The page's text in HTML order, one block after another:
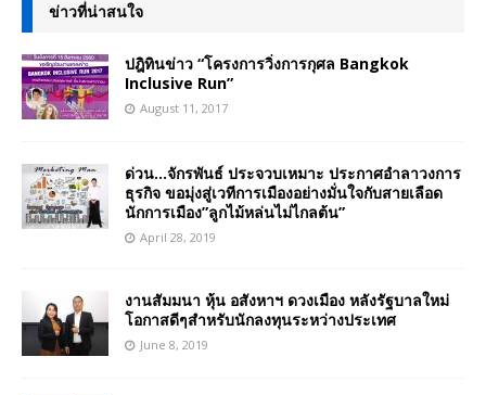
ข่าวที่น่าสนใจ
ปฎิทินข่าว “โครงการวิ่งการกุศล Bangkok
Inclusive Run”
August 11, 2017
ด่วน…จักรพันธ์ ประจวบเหมาะ ประกาศอำลาวงการ
ธุรกิจ ขอมุ่งสู่เวทีการเมืองอย่างมั่นใจกับสายเลือด
นักการเมือง”ลูกไม้หล่นไม่ไกลต้น”
April 28, 2019
งานสัมมนา หุ้น อสังหาฯ ดวงเมือง หลังรัฐบาลใหม่
โอกาสดีๆสำหรับนักลงทุนระหว่างประเทศ
June 8, 2019